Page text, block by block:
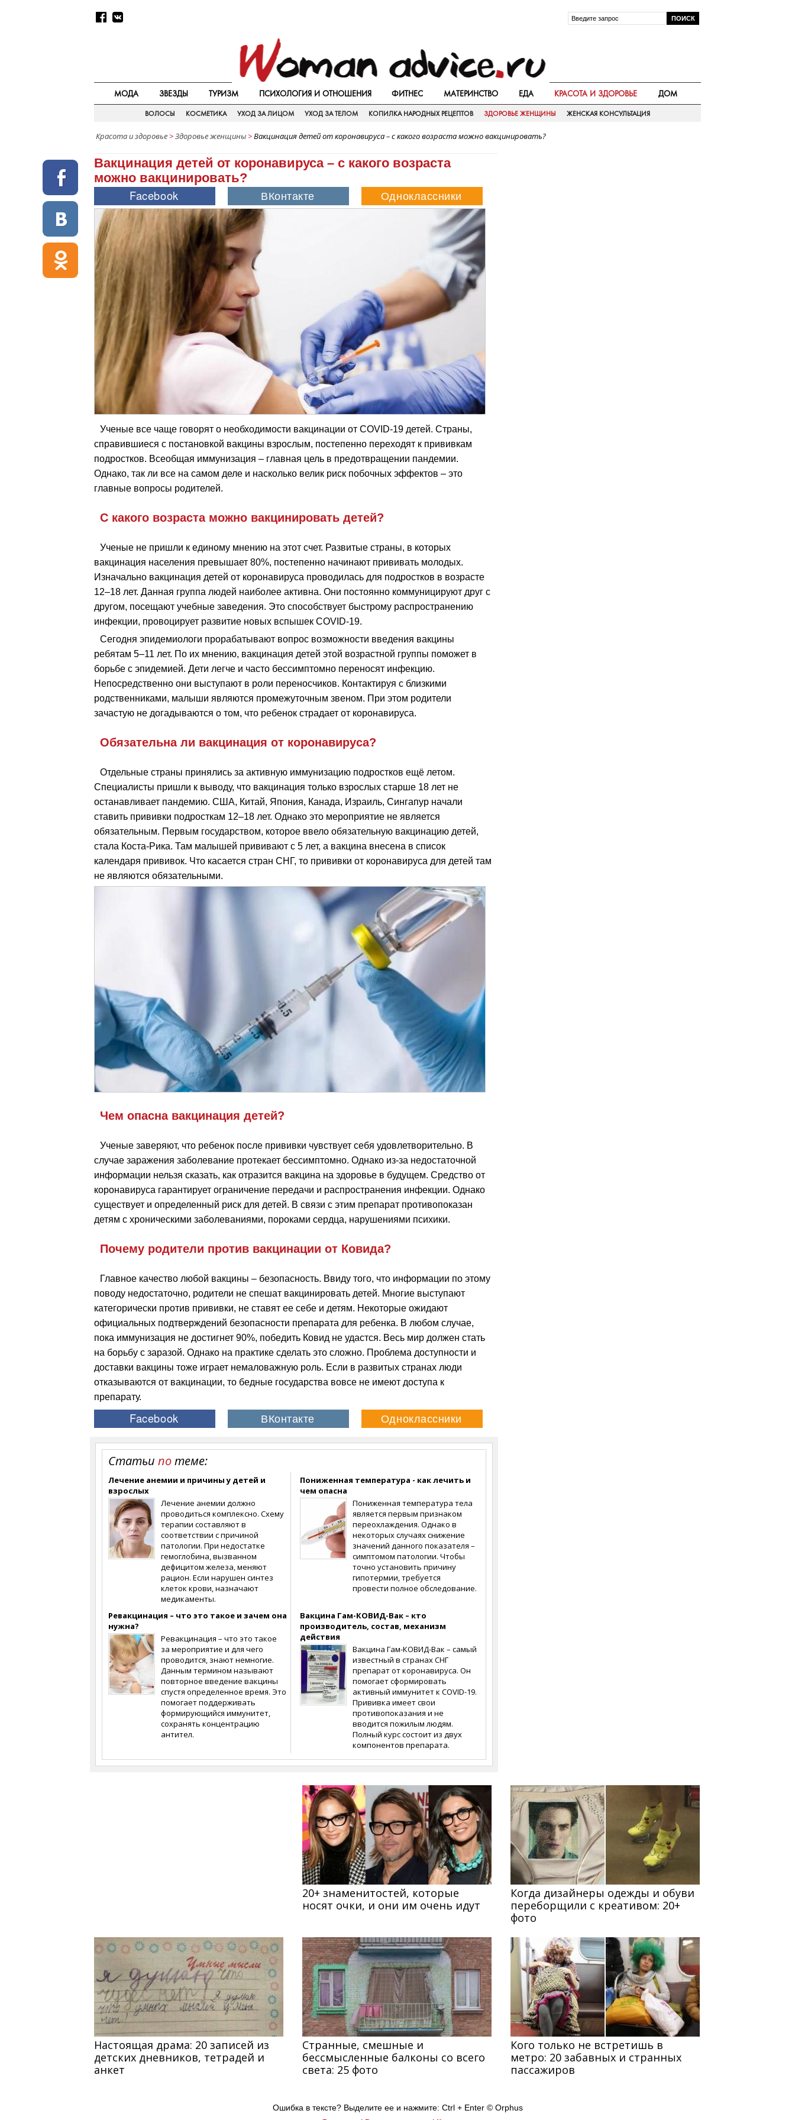
МОДА ЗВЕЗДЫ ТУРИЗМ ПСИХОЛОГИЯ И ОТНОШЕНИЯ ФИТНЕС МАТЕРИНСТВО ЕДА КРАСОТА И ЗДОРОВЬЕ ДОМ
ВОЛОСЫ КОСМЕТИКА УХОД ЗА ЛИЦОМ УХОД ЗА ТЕЛОМ КОПИЛКА НАРОДНЫХ РЕЦЕПТОВ ЗДОРОВЬЕ ЖЕНЩИНЫ ЖЕНСКАЯ КОНСУЛЬТАЦИЯ
Красота и здоровье >Здоровье женщины >Вакцинация детей от коронавируса – с какого возраста можно вакцинировать?
Вакцинация детей от коронавируса – с какого возраста
можно вакцинировать?
Ученые все чаще говорят о необходимости вакцинации от COVID-19 детей. Страны,
справившиеся с постановкой вакцины взрослым, постепенно переходят к прививкам
подростков. Всеобщая иммунизация – главная цель в предотвращении пандемии.
Однако, так ли все на самом деле и насколько велик риск побочных эффектов – это
главные вопросы родителей.
С какого возраста можно вакцинировать детей?
Ученые не пришли к единому мнению на этот счет. Развитые страны, в которых
вакцинация населения превышает 80%, постепенно начинают прививать молодых.
Изначально вакцинация детей от коронавируса проводилась для подростков в возрасте
12–18 лет. Данная группа людей наиболее активна. Они постоянно коммуницируют друг с
другом, посещают учебные заведения. Это способствует быстрому распространению
инфекции, провоцирует развитие новых вспышек COVID-19.
Сегодня эпидемиологи прорабатывают вопрос возможности введения вакцины
ребятам 5–11 лет. По их мнению, вакцинация детей этой возрастной группы поможет в
борьбе с эпидемией. Дети легче и часто бессимптомно переносят инфекцию.
Непосредственно они выступают в роли переносчиков. Контактируя с близкими
родственниками, малыши являются промежуточным звеном. При этом родители
зачастую не догадываются о том, что ребенок страдает от коронавируса.
Обязательна ли вакцинация от коронавируса?
Отдельные страны принялись за активную иммунизацию подростков ещё летом.
Специалисты пришли к выводу, что вакцинация только взрослых старше 18 лет не
останавливает пандемию. США, Китай, Япония, Канада, Израиль, Сингапур начали
ставить прививки подросткам 12–18 лет. Однако это мероприятие не является
обязательным. Первым государством, которое ввело обязательную вакцинацию детей,
стала Коста-Рика. Там малышей прививают с 5 лет, а вакцина внесена в список
календаря прививок. Что касается стран СНГ, то прививки от коронавируса для детей там
не являются обязательными.
Чем опасна вакцинация детей?
Ученые заверяют, что ребенок после прививки чувствует себя удовлетворительно. В
случае заражения заболевание протекает бессимптомно. Однако из-за недостаточной
информации нельзя сказать, как отразится вакцина на здоровье в будущем. Средство от
коронавируса гарантирует ограничение передачи и распространения инфекции. Однако
существует и определенный риск для детей. В связи с этим препарат противопоказан
детям с хроническими заболеваниями, пороками сердца, нарушениями психики.
Почему родители против вакцинации от Ковида?
Главное качество любой вакцины – безопасность. Ввиду того, что информации по этому
поводу недостаточно, родители не спешат вакцинировать детей. Многие выступают
категорически против прививки, не ставят ее себе и детям. Некоторые ожидают
официальных подтверждений безопасности препарата для ребенка. В любом случае,
пока иммунизация не достигнет 90%, победить Ковид не удастся. Весь мир должен стать
на борьбу с заразой. Однако на практике сделать это сложно. Проблема доступности и
доставки вакцины тоже играет немаловажную роль. Если в развитых странах люди
отказываются от вакцинации, то бедные государства вовсе не имеют доступа к
препарату.
Статьи потеме:
Лечение анемии и причины у детей и
взрослых
Лечение анемии должно
проводиться комплексно. Схему
терапии составляют в
соответствии с причиной
патологии. При недостатке
гемоглобина, вызванном
дефицитом железа, меняют
рацион. Если нарушен синтез
клеток крови, назначают
медикаменты.
Пониженная температура - как лечить и
чем опасна
Пониженная температура тела
является первым признаком
переохлаждения. Однако в
некоторых случаях снижение
значений данного показателя –
симптомом патологии. Чтобы
точно установить причину
гипотермии, требуется
провести полное обследование.
Ревакцинация – что это такое и зачем она
нужна?
Ревакцинация – что это такое
за мероприятие и для чего
проводится, знают немногие.
Данным термином называют
повторное введение вакцины
спустя определенное время. Это
помогает поддерживать
формирующийся иммунитет,
сохранять концентрацию
антител.
Вакцина Гам-КОВИД-Вак – кто
производитель, состав, механизм
действия
Вакцина Гам-КОВИД-Вак – самый
известный в странах СНГ
препарат от коронавируса. Он
помогает сформировать
активный иммунитет к COVID-19.
Прививка имеет свои
противопоказания и не
вводится пожилым людям.
Полный курс состоит из двух
компонентов препарата.
20+ знаменитостей, которые
носят очки, и они им очень идут
Когда дизайнеры одежды и обуви
переборщили с креативом: 20+
фото
Настоящая драма: 20 записей из
детских дневников, тетрадей и
анкет
Странные, смешные и
бессмысленные балконы со всего
света: 25 фото
Кого только не встретишь в
метро: 20 забавных и странных
пассажиров
Ошибка в тексте? Выделите ее и нажмите: Ctrl + Enter © Orphus